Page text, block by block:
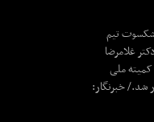
تیم
غلامرضا
ملی
شد./ خبرنگار: